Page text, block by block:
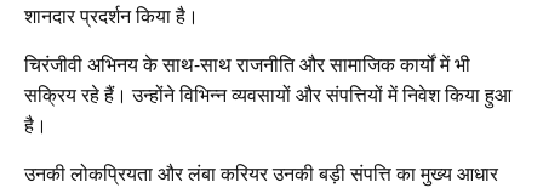
शानदार प्रदर्शन किया है।
चिरंजीवी अभिनय के साथ-साथ राजनीति और सामाजिक कार्यों में भी
सक्रिय रहे हैं। उन्होंने विभिन्न व्यवसायों और संपत्तियों में निवेश किया हुआ
है।
उनकी लोकप्रियता और लंबा करियर उनकी बड़ी संपत्ति का मुख्य आधार